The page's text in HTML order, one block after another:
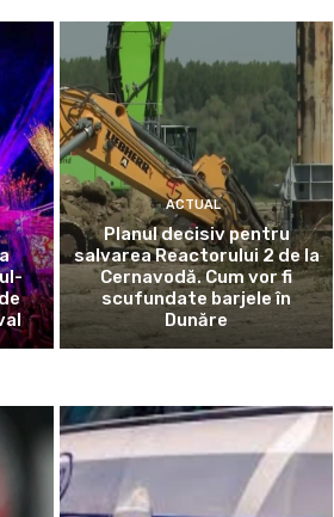
ACTUAL
Planul decisiv pentru
salvarea Reactorului 2 de la
Cernavodă. Cum vor fi
scufundate barjele în
Dunăre